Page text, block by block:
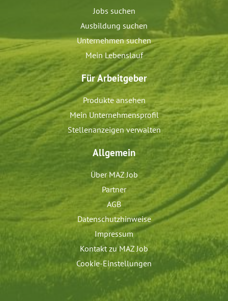
Jobs suchen
Ausbildung suchen
Unternehmen suchen
Mein Lebenslauf
Für Arbeitgeber
Produkte ansehen
Mein Unternehmensprofil
Stellenanzeigen verwalten
Allgemein
Über MAZ Job
Partner
AGB
Datenschutzhinweise
Impressum
Kontakt zu MAZ Job
Cookie-Einstellungen